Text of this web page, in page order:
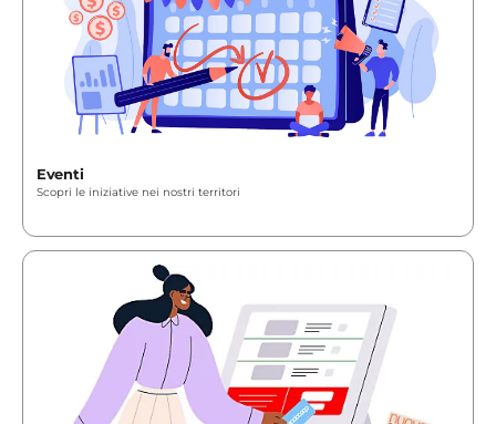
Eventi
Scopri le iniziative nei nostri territori